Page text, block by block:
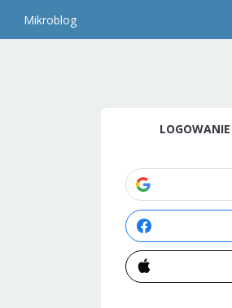
Mikroblog
LOGOWANIE